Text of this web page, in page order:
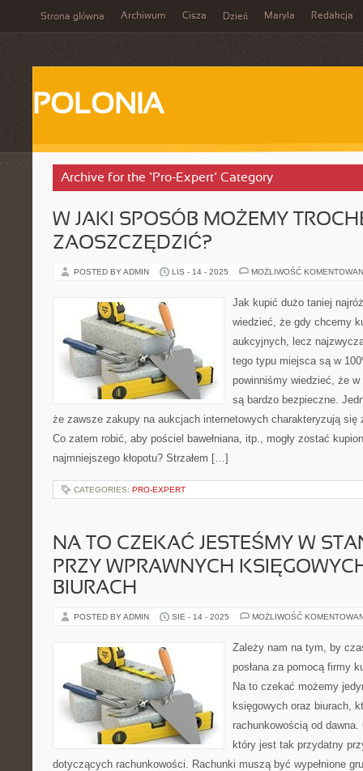
Strona główna Archiwum Cisza Dzień Maryla Redakcja
POLONIA
Archive for the ‘Pro-Expert’ Category
W JAKI SPOSÓB MOŻEMY
ZAOSZCZĘDZIĆ?
POSTED BY ADMIN LIS - 14 - 2025 MOŻLIWOŚĆ
Jak kupić dużo taniej
wiedzieć, że gdy chcemy
aukcyjnych, lecz
tego typu miejsca są w
powinniśmy wiedzieć, że
są bardzo bezpieczne.
że zawsze zakupy na aukcjach internetowych charakteryzują się
Co zatem robić, aby pościel bawełniana, itp., mogły zostać
najmniejszego kłopotu? Strzałem […]
CATEGORIES: PRO-EXPERT
NA TO CZEKAĆ JESTEŚMY W
PRZY WPRAWNYCH
BIURACH
POSTED BY ADMIN SIE - 14 - 2025 MOŻLIWOŚĆ
Zależy nam na tym, by
posłana za pomocą firmy
Na to czekać możemy
księgowych oraz biurach,
rachunkowością od
który jest tak przydatny
dotyczących rachunkowości. Rachunki muszą być wypełnione